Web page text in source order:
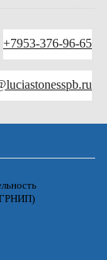
+7953-376-96-65